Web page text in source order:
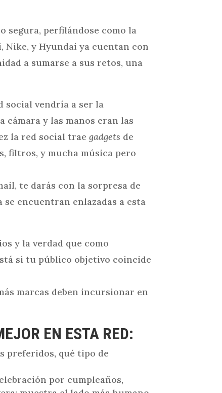
segura, perfilándose como la
Nike, y Hyundai ya cuentan con
a sumarse a sus retos, una
social vendría a ser la
cámara y las manos eran las
la red social traegadgets de
filtros, y mucha música pero
te darás con la sorpresa de
encuentran enlazadas a esta
y la verdad que como
si tu público objetivo coincide
marcas deben incursionar en
EN ESTA RED:
preferidos, qué tipo de
por cumpleaños,